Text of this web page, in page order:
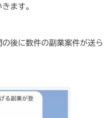
ます。
後に数件の副業案件が送ら